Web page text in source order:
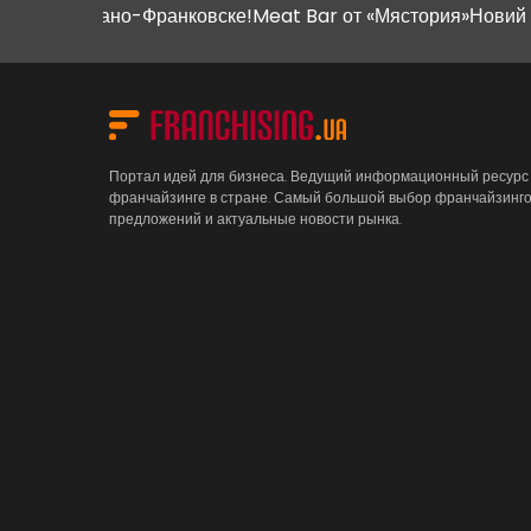
Франковске!Meat Bar от «Мястория»Новий магазин
Портал идей для бизнеса. Ведущий информационный ресурс
франчайзинге в стране. Самый большой выбор
предложений и актуальные новости рынка.